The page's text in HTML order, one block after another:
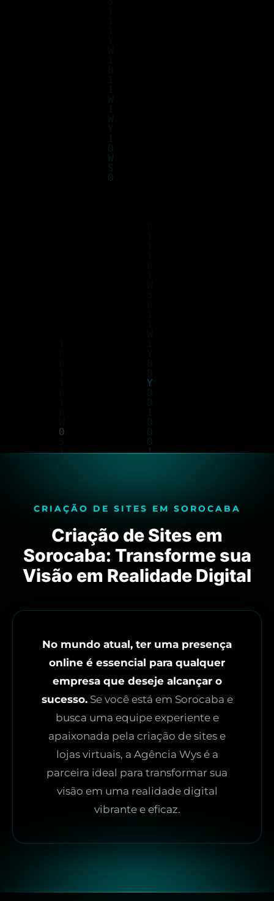
CRIAÇÃO DE SITES EM SOROCABA
Criação de Sites em
Sorocaba: Transforme sua
Visão em Realidade Digital
No mundo atual, ter uma presença
online é essencial para qualquer
empresa que deseje alcançar o
sucesso.Se você está em Sorocaba e
busca uma equipe experiente e
apaixonada pela criação de sites e
lojas virtuais, a Agência Wys é a
parceira ideal para transformar sua
visão em uma realidade digital
vibrante e eficaz.